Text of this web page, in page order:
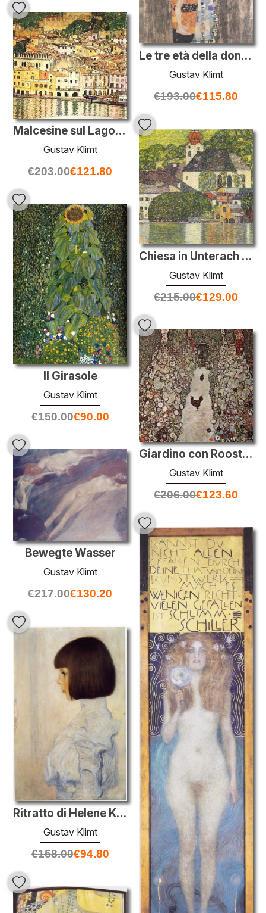
Le tre età della donna
Gustav Klimt
€193.00€115.80
Malcesine sul Lago di Garda
Gustav Klimt
€203.00€121.80
Chiesa in Unterach sul Attersee
Gustav Klimt
€215.00€129.00
Il Girasole
Gustav Klimt
€150.00€90.00
Giardino con Roosters
Gustav Klimt
€206.00€123.60
Bewegte Wasser
Gustav Klimt
€217.00€130.20
Ritratto di Helene Klimt
Gustav Klimt
€158.00€94.80